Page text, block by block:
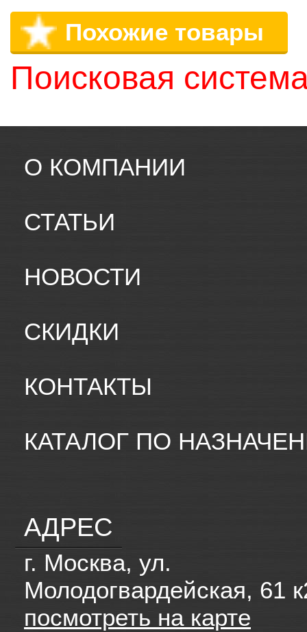
Похожие товары
Поисковая
О КОМПАНИИ
СТАТЬИ
НОВОСТИ
СКИДКИ
КОНТАКТЫ
КАТАЛОГ ПО
АДРЕС
г. Москва, ул.
Молодогвардейская, 61
посмотреть на карте